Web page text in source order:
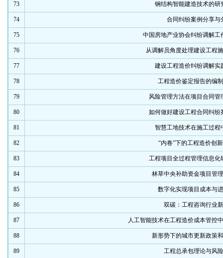
73 钢结构智能建造技术的研
74 合同纠纷案例分享与
75 中国房地产业协会纠纷调解工
76 从调解员角度处理建设工程
77 建设工程造价纠纷调解实
78 工程造价鉴定报告的编
79 风险管理方法在项目合同管
80 如何做好建设工程合同纠纷
81 智慧工地技术在施工过程
82 “内卷”下的工程造价创
83 工程项目全过程管理信息化
84 林草中央补助资金项目管
85 数字化实现项目成本与
86 双碳：工程咨询行业
87 人工智能技术在工程造价成本管控
88 新形势下的城市更新政策
89 工程总承包理论与风